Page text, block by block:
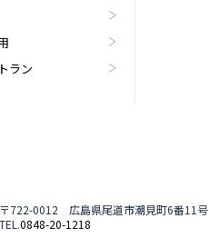
ラン
〒722-0012 広島県尾道市潮見町6番11号
TEL.0848-20-1218